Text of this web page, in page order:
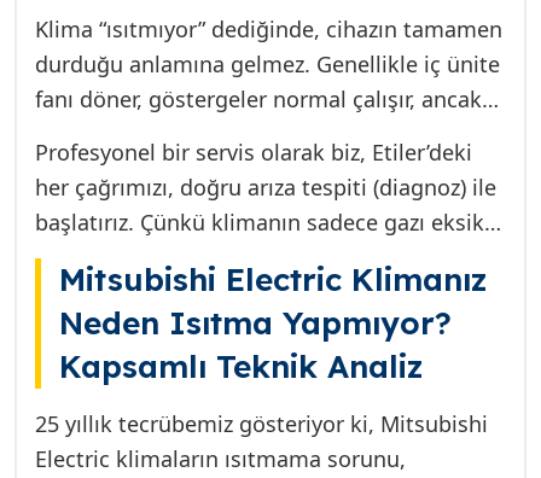
sağlamaktır.
konutların büyük çoğunluğunda Mitsubishi
Electric klimalar, yüksek enerji verimliliği (COP
değerleri) ve hızlı ısıtma kapasiteleri
sayesinde birincil ısıtma kaynağı olarak tercih
edilir. Bu cihazlar, dış üniteden aldıkları ısıyı iç
mekana transfer ederek çalışır (Isı Pompası
Prensibi).
Klima “ısıtmıyor” dediğinde, cihazın tamamen
durduğu anlamına gelmez. Genellikle iç ünite
fanı döner, göstergeler normal çalışır, ancak
kullanıcılarda büyük bir hayal kırıklığı yaratır.
Arızanın kaynağını bulmak için sistemin
soğutma döngüsünü tersine çeviren kritik
parçalara odaklanmak gerekir. Bu kritik
parçaların başında Gaz Basıncı, Dört Yollu
Vana ve Kontrol Kartı gelir.
Profesyonel bir servis olarak biz, Etiler’deki
her çağrımızı, doğru arıza tespiti (diagnoz) ile
başlatırız. Çünkü klimanın sadece gazı eksik
olabilir veya çok daha karmaşık bir elektronik
kart arızası söz konusu olabilir. Yanlış teşhis,
hem zaman hem de para kaybı demektir.
Mitsubishi Electric Klimanız
Neden Isıtma Yapmıyor?
Kapsamlı Teknik Analiz
25 yıllık tecrübemiz gösteriyor ki, Mitsubishi
Electric klimaların ısıtmama sorunu,